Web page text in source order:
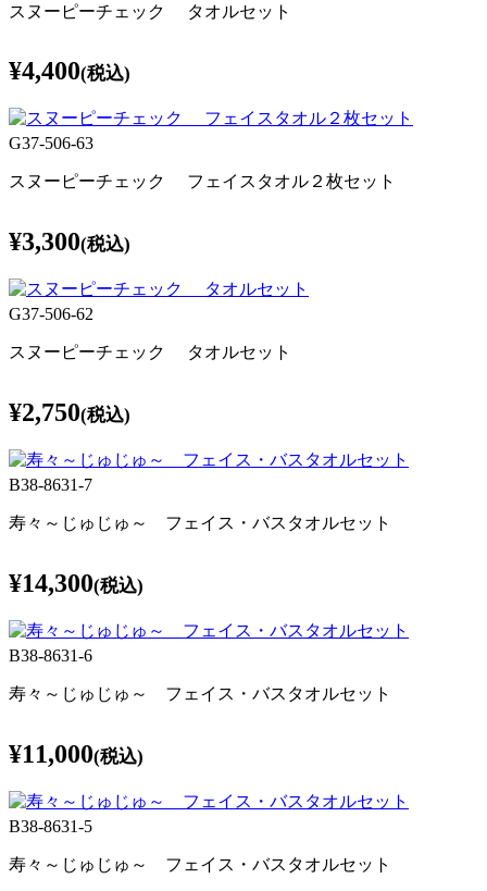
スヌーピーチェック タオルセット
¥4,400(税込)
G37-506-63
スヌーピーチェック フェイスタオル２枚セット
¥3,300(税込)
G37-506-62
スヌーピーチェック タオルセット
¥2,750(税込)
B38-8631-7
寿々～じゅじゅ～ フェイス・バスタオルセット
¥14,300(税込)
B38-8631-6
寿々～じゅじゅ～ フェイス・バスタオルセット
¥11,000(税込)
B38-8631-5
寿々～じゅじゅ～ フェイス・バスタオルセット